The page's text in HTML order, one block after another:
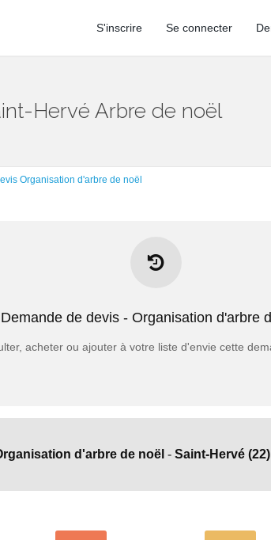
S'inscrire Se connecter
Hervé Arbre de noël
Organisation d'arbre de noël
Demande de devis - Organisation d'arbre
acheter ou ajouter à votre liste d'envie cette
points forts des Demandes de devis
vos demandes avec l'option EXCLUSIVITE
avec l’option ASSURANCE, vous avez alors la
d'arbre de noël - Saint-Hervé (22)